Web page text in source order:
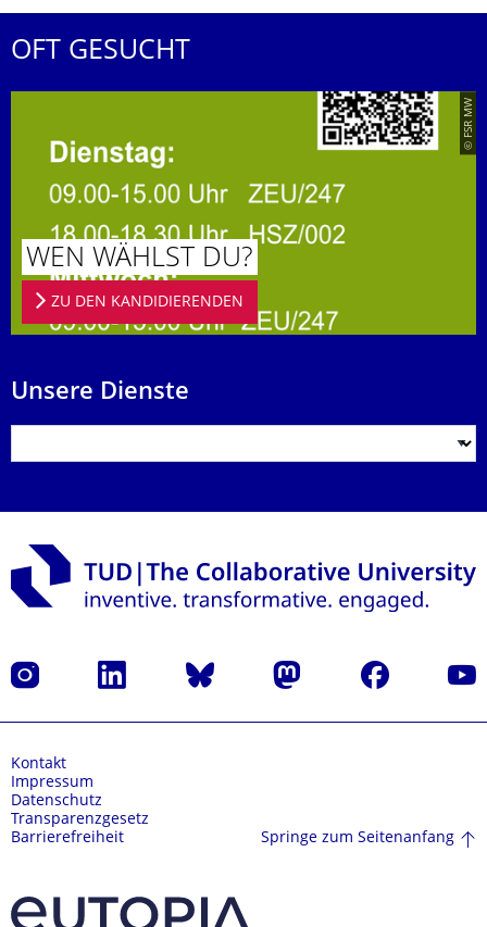
OFT GESUCHT
© FSR MW
WEN WÄHLST DU?
ZU DEN KANDIDIERENDEN
Unsere Dienste
Instagram LinkedIn Bluesky Mastodon Facebook
Kontakt
Impressum
Datenschutz
Transparenzgesetz
Barrierefreiheit
Springe zum Seitenanfang